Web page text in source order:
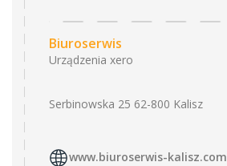
Biuroserwis
Urządzenia xero
Serbinowska 25 62-800 Kalisz
www.biuroserwis-kalisz.com